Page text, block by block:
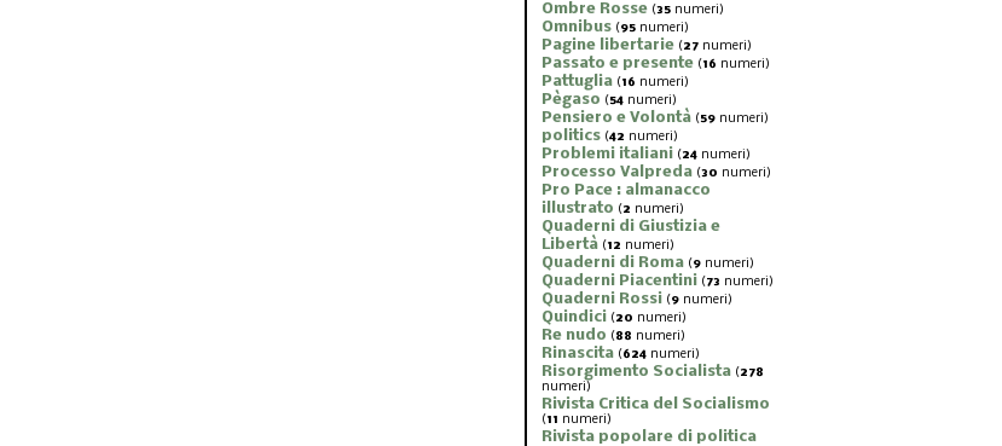
Ombre Rosse (35 numeri)
Omnibus (95 numeri)
Pagine libertarie (27 numeri)
Passato e presente (16 numeri)
Pattuglia (16 numeri)
Pègaso (54 numeri)
Pensiero e Volontà (59 numeri)
politics (42 numeri)
Problemi italiani (24 numeri)
Processo Valpreda (30 numeri)
Pro Pace : almanacco
illustrato (2 numeri)
Quaderni di Giustizia e
Libertà (12 numeri)
Quaderni di Roma (9 numeri)
Quaderni Piacentini (73 numeri)
Quaderni Rossi (9 numeri)
Quindici (20 numeri)
Re nudo (88 numeri)
Rinascita (624 numeri)
Risorgimento Socialista (278
numeri)
Rivista Critica del Socialismo
(11 numeri)
Rivista popolare di politica